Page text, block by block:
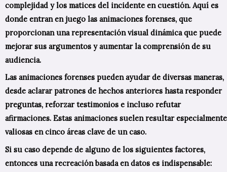
complejidad y los matices del incidente en cuestión. Aquí es
donde entran en juego las animaciones forenses, que
proporcionan una representación visual dinámica que puede
mejorar sus argumentos y aumentar la comprensión de su
audiencia.
Las animaciones forenses pueden ayudar de diversas maneras,
desde aclarar patrones de hechos anteriores hasta responder
preguntas, reforzar testimonios e incluso refutar
afirmaciones. Estas animaciones suelen resultar especialmente
valiosas en cinco áreas clave de un caso.
Si su caso depende de alguno de los siguientes factores,
entonces una recreación basada en datos es indispensable: